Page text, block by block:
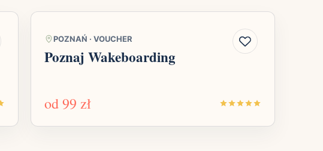
POZNAŃ · VOUCHER
Poznaj Wakeboarding
od99 zł